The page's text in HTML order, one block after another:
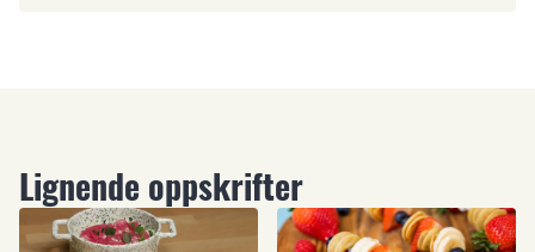
Lignende oppskrifter